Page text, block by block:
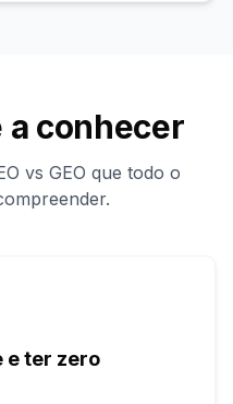
a conhecer
vs GEO que todo o
e ter zero